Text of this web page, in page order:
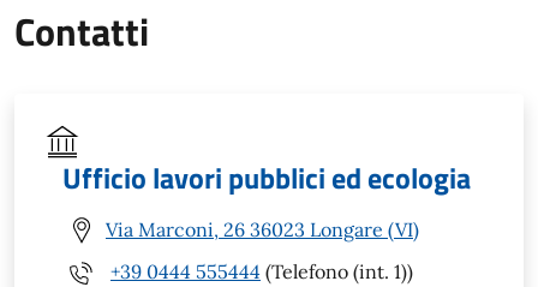
Contatti
Ufficio lavori pubblici ed ecologia
Via Marconi, 26 36023 Longare (VI)
+39 0444 555444 (Telefono (int. 1))